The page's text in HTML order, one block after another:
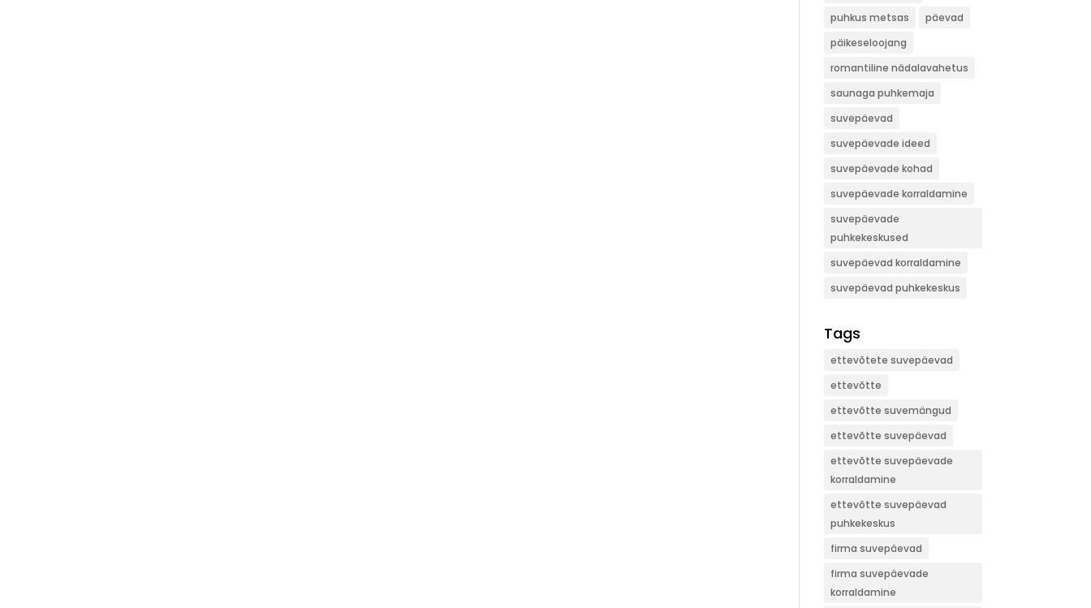
puhkus metsas
päevad
päikeseloojang
romantiline nädalavahetus
saunaga puhkemaja
suvepäevad
suvepäevade ideed
suvepäevade kohad
suvepäevade korraldamine
suvepäevade
puhkekeskused
suvepäevad korraldamine
suvepäevad puhkekeskus
Tags
ettevõtete suvepäevad
ettevõtte
ettevõtte suvemängud
ettevõtte suvepäevad
ettevõtte suvepäevade
korraldamine
ettevõtte suvepäevad
puhkekeskus
firma suvepäevad
firma suvepäevade
korraldamine